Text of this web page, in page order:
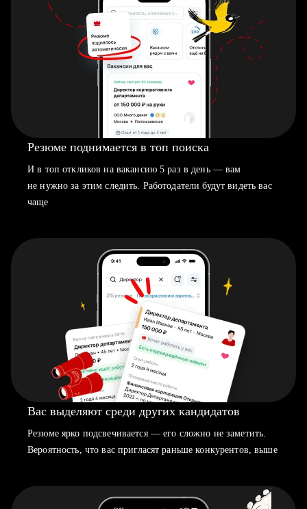
Резюме поднимается в топ поиска
И в топ откликов на вакансию 5 раз в день — вам
не нужно за этим следить. Работодатели будут видеть вас
чаще
Вас выделяют среди других кандидатов
Резюме ярко подсвечивается — его сложно не заметить.
Вероятность, что вас пригласят раньше конкурентов, выше